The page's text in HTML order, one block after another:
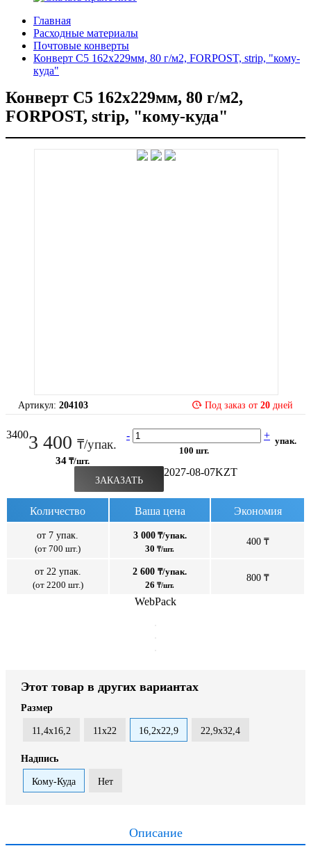
Главная
Расходные материалы
Почтовые конверты
Конверт C5 162x229мм, 80 г/м2, FORPOST, strip, "кому-
куда"
Конверт C5 162x229мм, 80 г/м2,
FORPOST, strip, "кому-куда"
Артикул: 204103 Под заказ от 20 дней
34003 400 ₸/упак.
34 ₸/шт.
- +
100 шт.
упак.
ЗАКАЗАТЬ
2027-08-07KZT
Количество Ваша цена Экономия
от 7 упак.
(от 700 шт.)
3 000₸/упак.
30 ₸/шт.
400 ₸
от 22 упак.
(от 2200 шт.)
2 600 ₸/упак.
26 ₸/шт.
800 ₸
WebPack
Этот товар в других вариантах
Размер
11,4х16,2 11х22 16,2х22,9 22,9х32,4
Надпись
Кому-Куда Нет
Описание